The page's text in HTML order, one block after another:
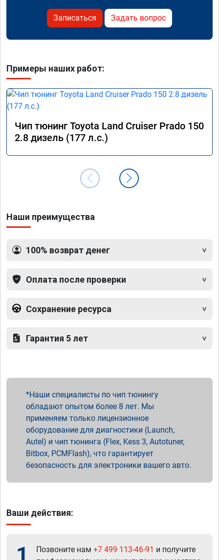
Записаться Задать вопрос
Примеры наших работ:
Чип тюнинг Toyota Land Cruiser Prado 150
2.8 дизель (177 л.с.)
Наши преимущества
100% возврат денег
Оплата после проверки
Сохранение ресурса
Гарантия 5 лет
Наши специалисты по чип тюнингу
обладают опытом более 8 лет. Мы
применяем только лицензионное
оборудование для диагностики (Launch,
Autel) и чип тюнинга (Flex, Kess 3, Autotuner,
Bitbox, PCMFlash), что гарантирует
безопасность для электроники вашего авто.
Ваши действия:
1 Позвоните нам +7 499 113-46-91 и получите